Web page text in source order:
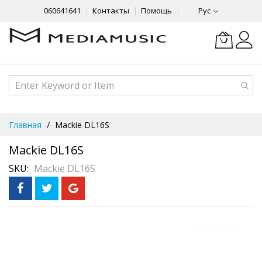
060641641 Контакты Помощь Рус
Content
Главная Mackie DL16S
Mackie DL16S
SKU Mackie DL16S